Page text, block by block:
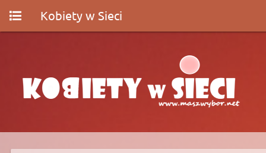
Kobiety w Sieci